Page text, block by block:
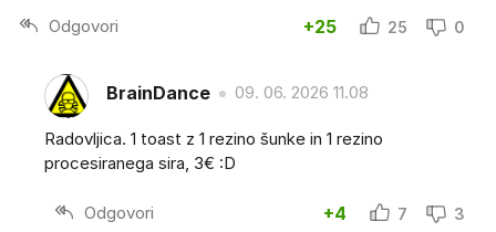
Odgovori +25 25 0
BrainDance 09. 06. 2026 11.08
Radovljica. 1 toast z 1 rezino šunke in 1 rezino
procesiranega sira, 3€ :D
Odgovori +4 7 3